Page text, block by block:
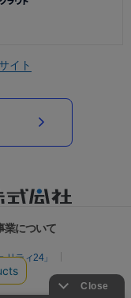
イト
業について
ティ24」